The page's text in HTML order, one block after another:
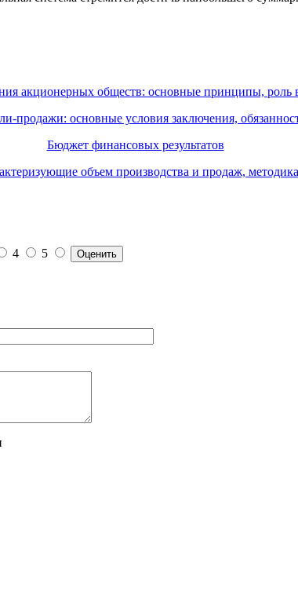
акционерных обществ: основные принципы, роль
продажи: основные условия заключения,
Бюджет финансовых результатов
объем производства и продаж,
4 5